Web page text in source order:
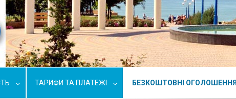
ТАРИФИ ТА ПЛАТЕЖІ БЕЗКОШТОВНІ ОГОЛОШЕННЯ